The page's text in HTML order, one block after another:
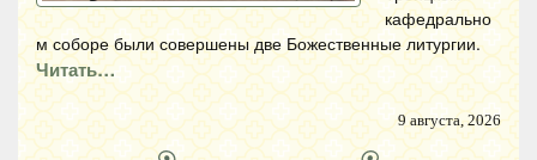
кафедрально
м соборе были совершены две Божественные литургии.
Читать…
9 августа, 2026